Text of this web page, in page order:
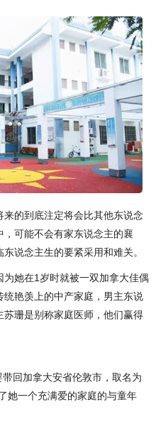
的到底注定将会比其他东说念
可能不会有家东说念主的襄
说念主生的要紧采用和难关。
她在1岁时就被一双加拿大佳偶
艳羡上的中产家庭，男主东说
珊是别称家庭医师，他们赢得
回加拿大安省伦敦市，取名为
她一个充满爱的家庭的与童年